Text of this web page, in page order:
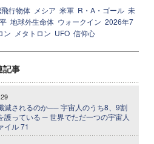
行物体 メシア 米軍 R・A・ゴール 未
地球外生命体 ウォークイン 2026年7
ン メタトロン UFO 信仰心
記事
滅されるのか── 宇宙人のうち8、9割
護っている ─ 世界でただ一つの宇宙人
イル 71